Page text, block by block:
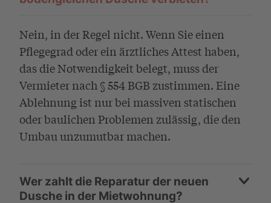
Nein, in der Regel nicht. Wenn Sie einen
Pflegegrad oder ein ärztliches Attest haben,
das die Notwendigkeit belegt, muss der
Vermieter nach § 554 BGB zustimmen. Eine
Ablehnung ist nur bei massiven statischen
oder baulichen Problemen zulässig, die den
Umbau unzumutbar machen.
Wer zahlt die Reparatur der neuen
Dusche in der Mietwohnung?